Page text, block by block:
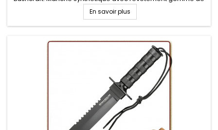
bonne prises en mains. Etui Nylon. EDITION LIMITEE
En savoir plus